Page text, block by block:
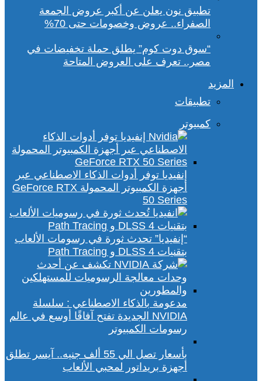
تطبيق نون يعلن عن أكبر عروض الجمعة
الصفراء.. عروض وخصومات حتى 70%
“سوق دوت كوم” يطلق حملة تخفيضات في
مصر.. تعرف على العروض المتاحة
المزيد
تطبيقات
كمبيوتر
إنفيديا توفر أدوات الذكاء الاصطناعي عبر
أجهزة الكمبيوتر المحمولة GeForce RTX
50 Series
“إنفيديا” تحدث ثورة في رسومات الألعاب
بتقنيات DLSS 4 و Path Tracing
مدعومة بالذكاء الاصطناعي : سلسلة
NVIDIA الجديدة تفتح آفاقًا أوسع في عالم
رسومات الكمبيوتر
بأسعار تصل الي 55 ألف جنيه.. آيسر تطلق
أجهزة بريداتور لمحبي الألعاب